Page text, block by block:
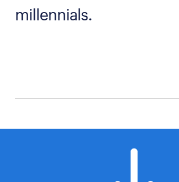
millennials.